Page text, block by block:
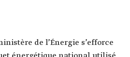
de l’Énergie s’efforce